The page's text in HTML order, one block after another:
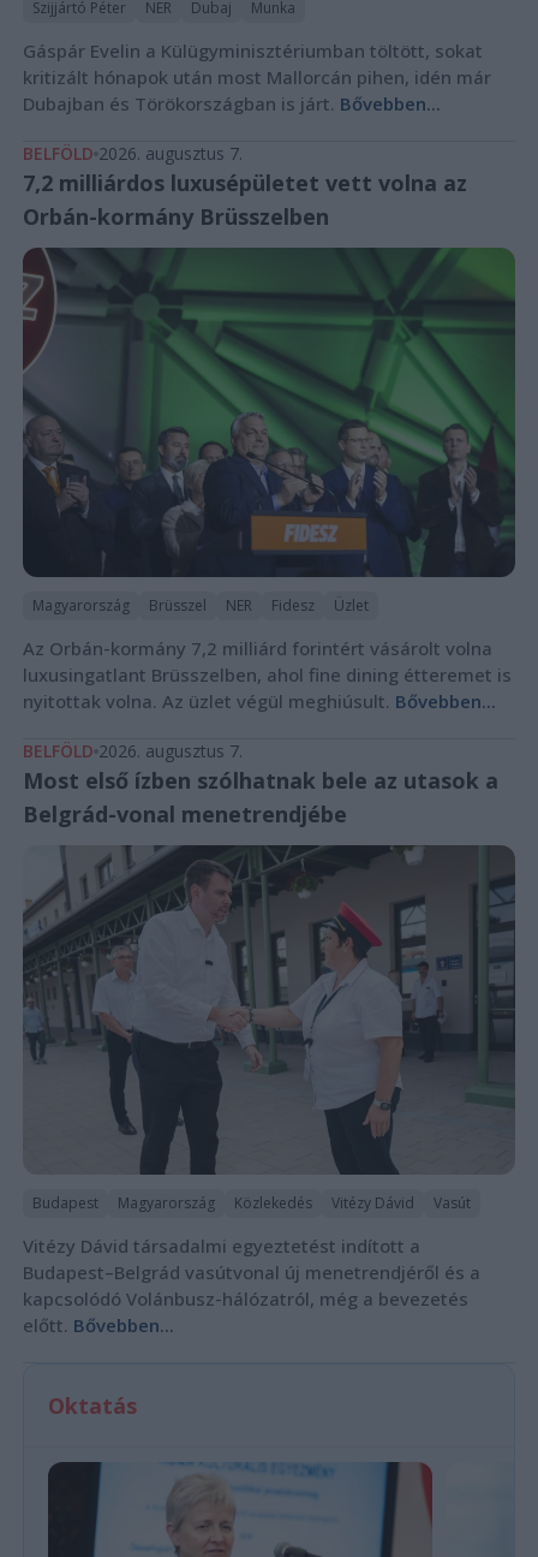
Szijjártó Péter NER Dubaj Munka
Gáspár Evelin a Külügyminisztériumban töltött, sokat
kritizált hónapok után most Mallorcán pihen, idén már
Dubajban és Törökországban is járt. Bővebben...
BELFÖLD 2026. augusztus 7.
7,2 milliárdos luxusépületet vett volna az
Orbán-kormány Brüsszelben
Magyarország Brüsszel NER Fidesz Üzlet
Az Orbán-kormány 7,2 milliárd forintért vásárolt volna
luxusingatlant Brüsszelben, ahol fine dining étteremet is
nyitottak volna. Az üzlet végül meghiúsult. Bővebben...
BELFÖLD 2026. augusztus 7.
Most első ízben szólhatnak bele az utasok a
Belgrád-vonal menetrendjébe
Budapest Magyarország Közlekedés Vitézy Dávid Vasút
Vitézy Dávid társadalmi egyeztetést indított a
Budapest–Belgrád vasútvonal új menetrendjéről és a
kapcsolódó Volánbusz-hálózatról, még a bevezetés
előtt. Bővebben...
Oktatás